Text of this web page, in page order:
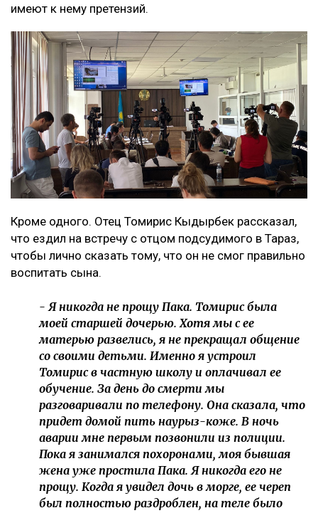
имеют к нему претензий.
Кроме одного. Отец Томирис Кыдырбек рассказал,
что ездил на встречу с отцом подсудимого в Тараз,
чтобы лично сказать тому, что он не смог правильно
воспитать сына.
- Я никогда не прощу Пака. Томирис была
моей старшей дочерью. Хотя мы с ее
матерью развелись, я не прекращал общение
со своими детьми. Именно я устроил
Томирис в частную школу и оплачивал ее
обучение. За день до смерти мы
разговаривали по телефону. Она сказала, что
придет домой пить наурыз-коже. В ночь
аварии мне первым позвонили из полиции.
Пока я занимался похоронами, моя бывшая
жена уже простила Пака. Я никогда его не
прощу. Когда я увидел дочь в морге, ее череп
был полностью раздроблен, на теле было